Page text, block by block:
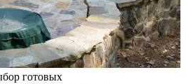
готовых